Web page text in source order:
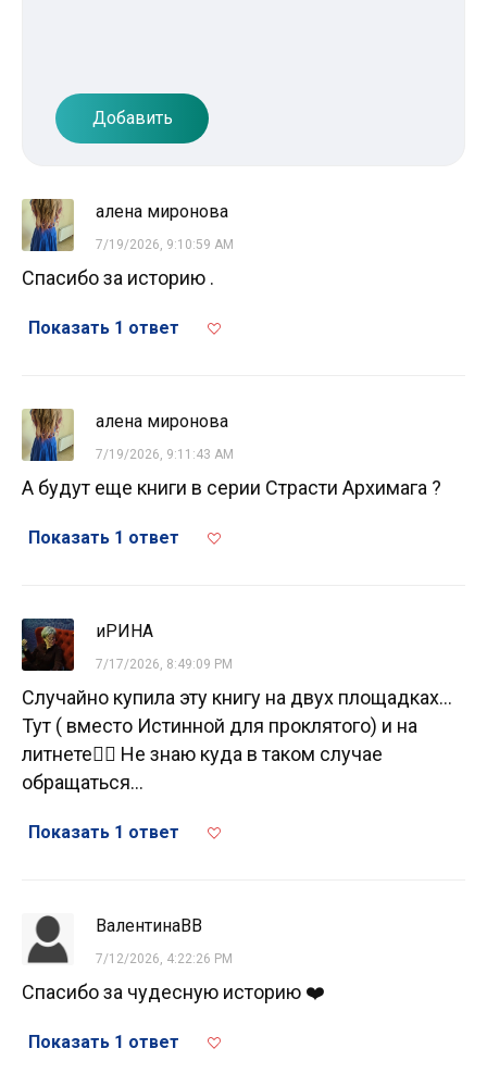
Добавить
алена миронова
7/19/2026, 9:10:59 AM
Спасибо за историю .
Показать 1 ответ
алена миронова
7/19/2026, 9:11:43 AM
А будут еще книги в серии Страсти Архимага ?
Показать 1 ответ
иРИНА
7/17/2026, 8:49:09 PM
Случайно купила эту книгу на двух площадках...
Тут ( вместо Истинной для проклятого) и на
литнете🤦‍♀️ Не знаю куда в таком случае
обращаться...
Показать 1 ответ
ВалентинаВВ
7/12/2026, 4:22:26 PM
Спасибо за чудесную историю ❤️
Показать 1 ответ